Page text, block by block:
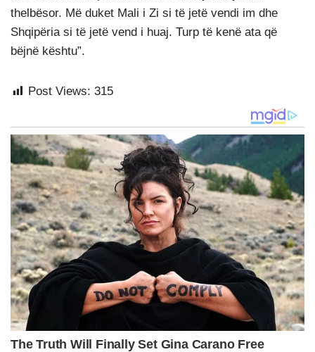
thelbësor. Më duket Mali i Zi si të jetë vendi im dhe
Shqipëria si të jetë vend i huaj. Turp të kenë ata që
bëjnë kështu”.
Post Views: 315